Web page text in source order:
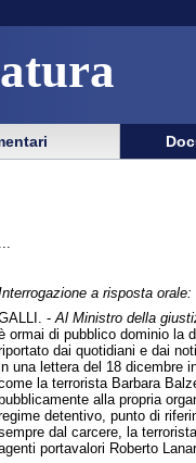
a risposta orale:
- Al Ministro della
ormai di pubblico dominio la
dai quotidiani e dai
una lettera del 18 dicembre
la terrorista Barbara
alla propria
detentivo, punto di
dal carcere, la
portavalori Roberto